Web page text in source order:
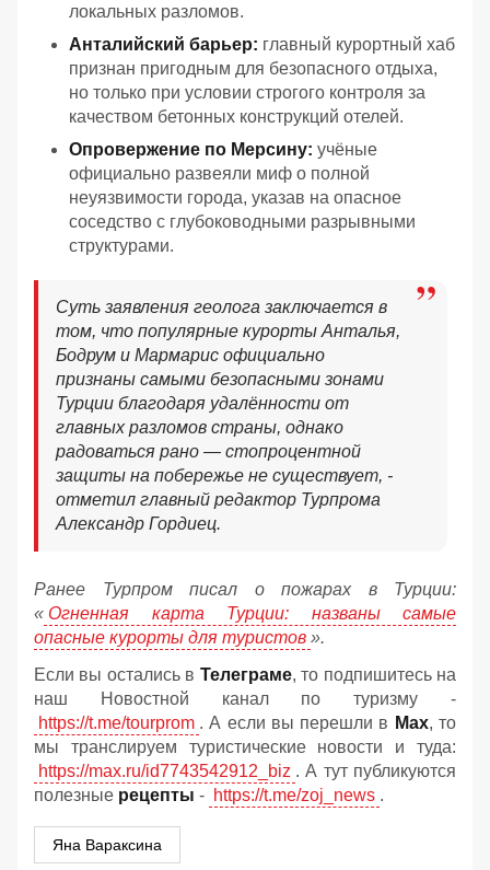
локальных разломов.
Анталийский барьер: главный курортный хаб
признан пригодным для безопасного отдыха,
но только при условии строгого контроля за
качеством бетонных конструкций отелей.
Опровержение по Мерсину: учёные
официально развеяли миф о полной
неуязвимости города, указав на опасное
соседство с глубоководными разрывными
структурами.
Суть заявления геолога заключается в
том, что популярные курорты Анталья,
Бодрум и Мармарис официально
признаны самыми безопасными зонами
Турции благодаря удалённости от
главных разломов страны, однако
радоваться рано — стопроцентной
защиты на побережье не существует, -
отметил главный редактор Турпрома
Александр Гордиец.
Ранее Турпром писал о пожарах в Турции:
« Огненная карта Турции: названы самые
опасные курорты для туристов ».
Если вы остались в Телеграме, то подпишитесь на
наш Новостной канал по туризму -
https://t.me/tourprom . А если вы перешли в Мах, то
мы транслируем туристические новости и туда:
https://max.ru/id7743542912_biz . А тут публикуются
полезные рецепты - https://t.me/zoj_news .
Яна Вараксина